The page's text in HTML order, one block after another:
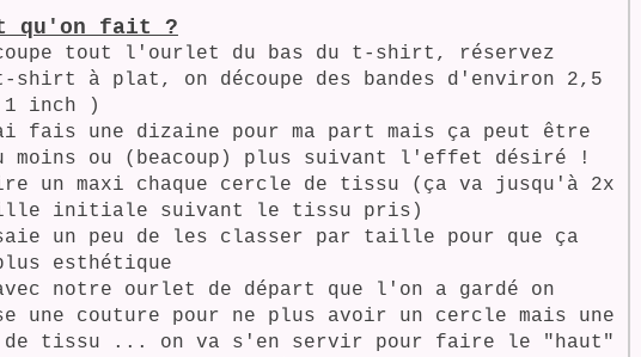
qu'on fait ?
tout l'ourlet du bas du t-shirt, réservez
shirt à plat, on découpe des bandes d'environ 2,5
1 inch )
fais une dizaine pour ma part mais ça peut être
moins ou (beacoup) plus suivant l'effet désiré !
un maxi chaque cercle de tissu (ça va jusqu'à 2x
initiale suivant le tissu pris)
un peu de les classer par taille pour que ça
esthétique
notre ourlet de départ que l'on a gardé on
une couture pour ne plus avoir un cercle mais une
de tissu ... on va s'en servir pour faire le "haut"